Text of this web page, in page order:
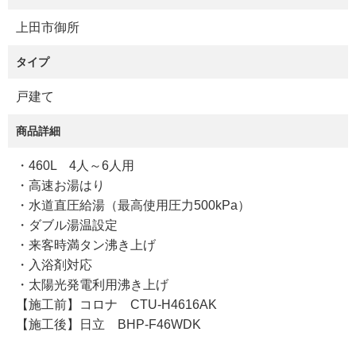
上田市御所
タイプ
戸建て
商品詳細
・460L 4人～6人用
・高速お湯はり
・水道直圧給湯（最高使用圧力500kPa）
・ダブル湯温設定
・来客時満タン沸き上げ
・入浴剤対応
・太陽光発電利用沸き上げ
【施工前】コロナ CTU-H4616AK
【施工後】日立 BHP-F46WDK